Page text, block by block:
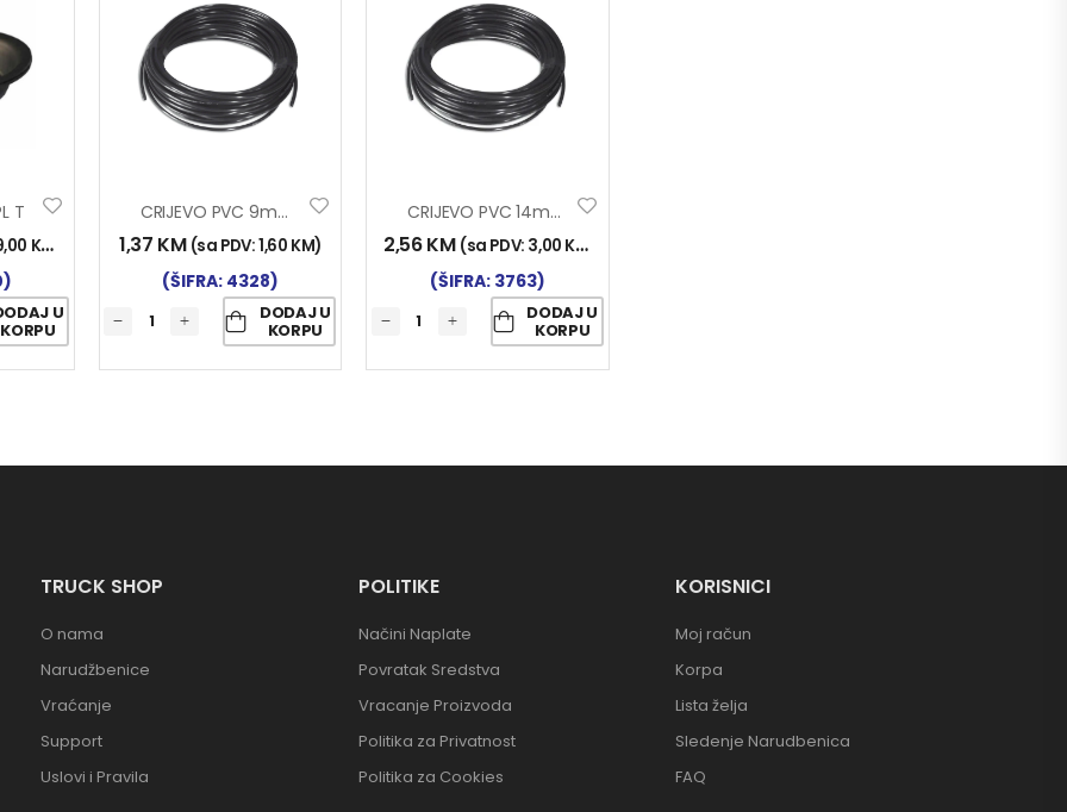
T
KM
U
KORPU
CRIJEVO PVC 9mm T
1,37 KM (sa PDV:1,60 KM)
(ŠIFRA: 4328)
DODAJ U
KORPU
CRIJEVO PVC 14mm T
2,56KM (sa PDV: 3,00 KM
(ŠIFRA: 3763)
DODAJ U
KORPU
TRUCK SHOP
O nama
Narudžbenice
Vraćanje
Support
Uslovi i Pravila
POLITIKE
Načini Naplate
Povratak Sredstva
Vracanje Proizvoda
Politika za Privatnost
Politika za Cookies
KORISNICI
Moj račun
Korpa
Lista želja
Sledenje Narudbenica
FAQ